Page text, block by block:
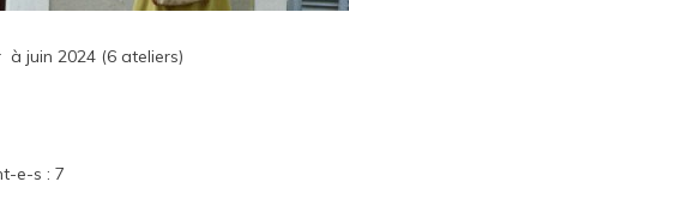
à juin 2024 (6 ateliers)
e-s : 7